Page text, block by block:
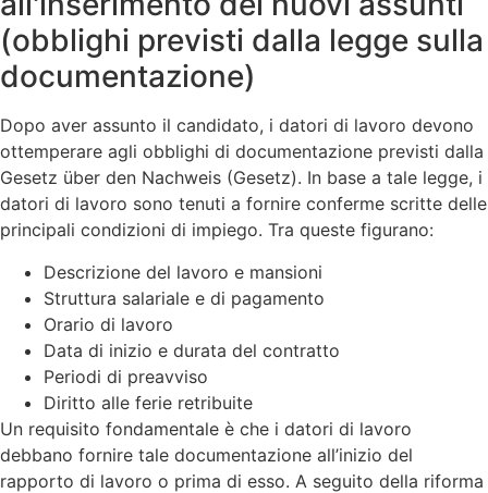
(obblighi previsti dalla legge sulla
documentazione)
Dopo aver assunto il candidato, i datori di lavoro devono
ottemperare agli obblighi di documentazione previsti dalla
Gesetz über den Nachweis (Gesetz). In base a tale legge, i
datori di lavoro sono tenuti a fornire conferme scritte delle
principali condizioni di impiego. Tra queste figurano:
Descrizione del lavoro e mansioni
Struttura salariale e di pagamento
Orario di lavoro
Data di inizio e durata del contratto
Periodi di preavviso
Diritto alle ferie retribuite
Un requisito fondamentale è che i datori di lavoro
debbano fornire tale documentazione all’inizio del
rapporto di lavoro o prima di esso. A seguito della riforma